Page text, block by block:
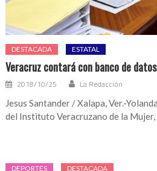
DESTACADA ESTATAL
Veracruz contará con banco de
2018/10/25 La Redacción
Jesus Santander / Xalapa, Ver.-
del Instituto Veracruzano de la Mujer,
DEPORTES DESTACADA